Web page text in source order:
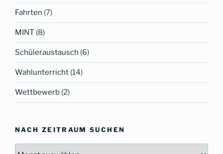
Fahrten (7)
MINT (8)
Schüleraustausch (6)
Wahlunterricht (14)
Wettbewerb (2)
NACH ZEITRAUM SUCHEN